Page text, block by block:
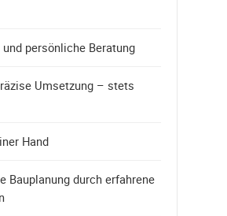
persönliche Beratung
Umsetzung – stets
Hand
Bauplanung durch erfahrene